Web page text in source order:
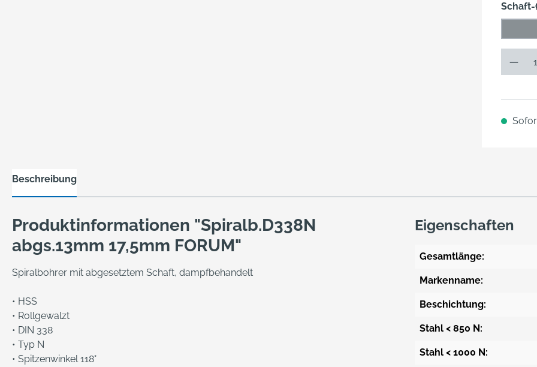
Beschreibung
Produktinformationen "Spiralb.D338N
abgs.13mm 17,5mm FORUM"
Spiralbohrer mit abgesetztem Schaft, dampfbehandelt
• HSS
• Rollgewalzt
• DIN 338
• Typ N
• Spitzenwinkel 118°
Eigenschaften
Gesamtlänge:
Markenname:
Beschichtung:
Stahl < 850 N:
Stahl < 1000 N: